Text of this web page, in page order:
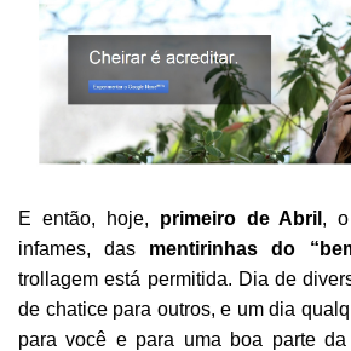
E então, hoje, primeiro de Abril ,
infames, das mentirinhas do
trollagem está permitida. Dia de
de chatice para outros, e um dia
para você e para uma boa parte da